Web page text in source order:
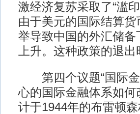
激经济复苏采取了“滥
由于美元的国际结算
举导致中国的外汇储
上升。这种政策的退
第四个议题“国际金
心的国际金融体系如
计于1944年的布雷顿